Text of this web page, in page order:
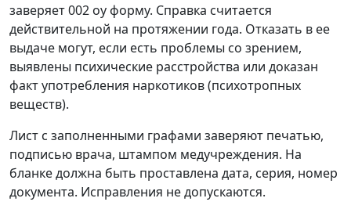
заверяет 002 оу форму. Справка считается
действительной на протяжении года. Отказать в ее
выдаче могут, если есть проблемы со зрением,
выявлены психические расстройства или доказан
факт употребления наркотиков (психотропных
веществ).
Лист с заполненными графами заверяют печатью,
подписью врача, штампом медучреждения. На
бланке должна быть проставлена дата, серия, номер
документа. Исправления не допускаются.